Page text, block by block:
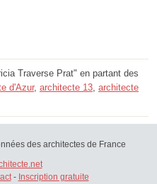
Traverse Prat" en partant des
d'Azur, architecte 13, architecte
des architectes de France
- Inscription gratuite